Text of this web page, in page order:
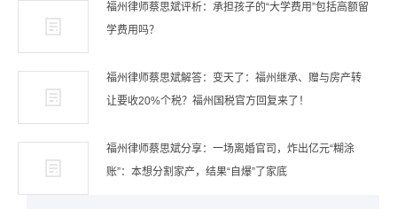
福州律师蔡思斌评析：承担孩子的“大学费用”包括高额留
学费用吗？
福州律师蔡思斌解答：变天了：福州继承、赠与房产转
让要收20%个税？福州国税官方回复来了！
福州律师蔡思斌分享：一场离婚官司，炸出亿元“糊涂
账”：本想分割家产，结果“自爆”了家底